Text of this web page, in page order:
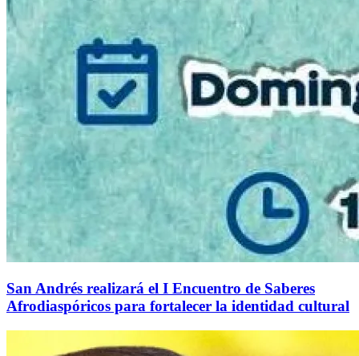
San Andrés realizará el I Encuentro de Saberes
Afrodiaspóricos para fortalecer la identidad cultural